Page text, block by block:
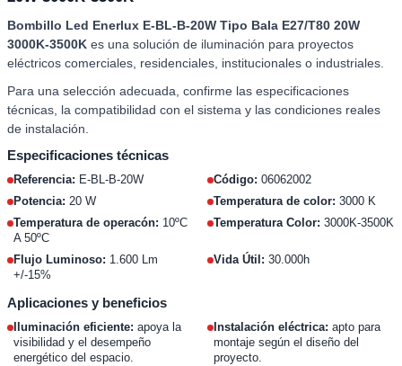
Bombillo Led Enerlux E-BL-B-20W Tipo Bala E27/T80 20W
3000K-3500K es una solución de iluminación para proyectos
eléctricos comerciales, residenciales, institucionales o industriales.
Para una selección adecuada, confirme las especificaciones
técnicas, la compatibilidad con el sistema y las condiciones reales
de instalación.
Especificaciones técnicas
Referencia: E-BL-B-20W Código: 06062002
Potencia: 20 W Temperatura de color: 3000 K
Temperatura de operacón: 10ºC
A 50ºC
Temperatura Color: 3000K-3500K
Flujo Luminoso: 1.600 Lm
+/-15%
Vida Útil: 30.000h
Aplicaciones y beneficios
Iluminación eficiente: apoya la
visibilidad y el desempeño
energético del espacio.
Instalación eléctrica: apto para
montaje según el diseño del
proyecto.